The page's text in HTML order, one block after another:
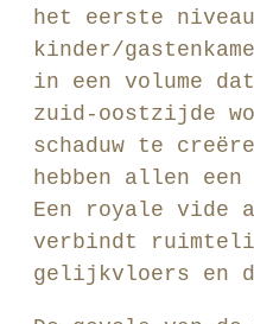
het eerste
kinder/
in een volume
zuid-oostzijde
schaduw te
hebben allen
Een royale vide
verbindt
gelijkvloers en